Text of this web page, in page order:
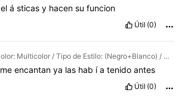
el á sticas y hacen su funcion
Útil (0)
Color: Multicolor / Tipo de Estilo: (Negro+Blanco) / Talla: 2 piezas
me encantan ya las hab ía tenido antes
Útil (0)